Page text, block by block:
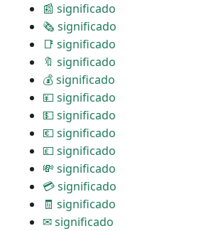
📰 significado
🗞 significado
📑 significado
🔖 significado
💰 significado
💴 significado
💵 significado
💶 significado
💷 significado
💸 significado
💳 significado
🧾 significado
✉ significado